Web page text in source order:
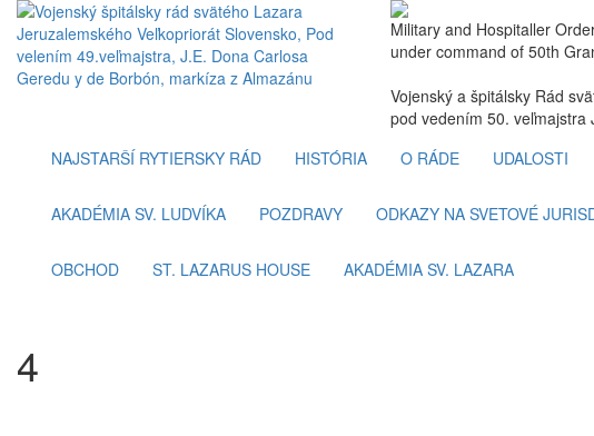
Military and Hospitaller
under command of 50th
Vojenský a špitálsky Rád
pod vedením 50. veľmajstra
NAJSTARŠÍ RYTIERSKY RÁD
HISTÓRIA O RÁDE UDALOSTI
AKADÉMIA SV. LUDVÍKA POZDRAVY ODKAZY NA SVETOVÉ
OBCHOD ST. LAZARUS HOUSE AKADÉMIA SV. LAZARA
4